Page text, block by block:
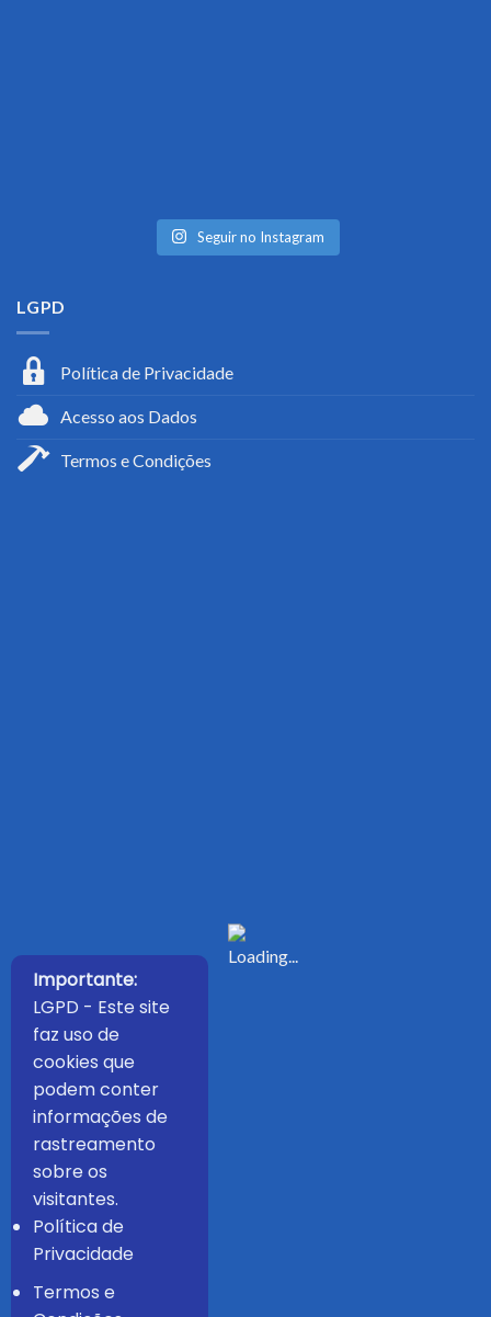
Seguir no Instagram
LGPD
Política de Privacidade
Acesso aos Dados
Termos e Condições
Importante:
LGPD - Este site
faz uso de
cookies que
podem conter
informações de
rastreamento
sobre os
visitantes.
Política de
Privacidade
Termos e